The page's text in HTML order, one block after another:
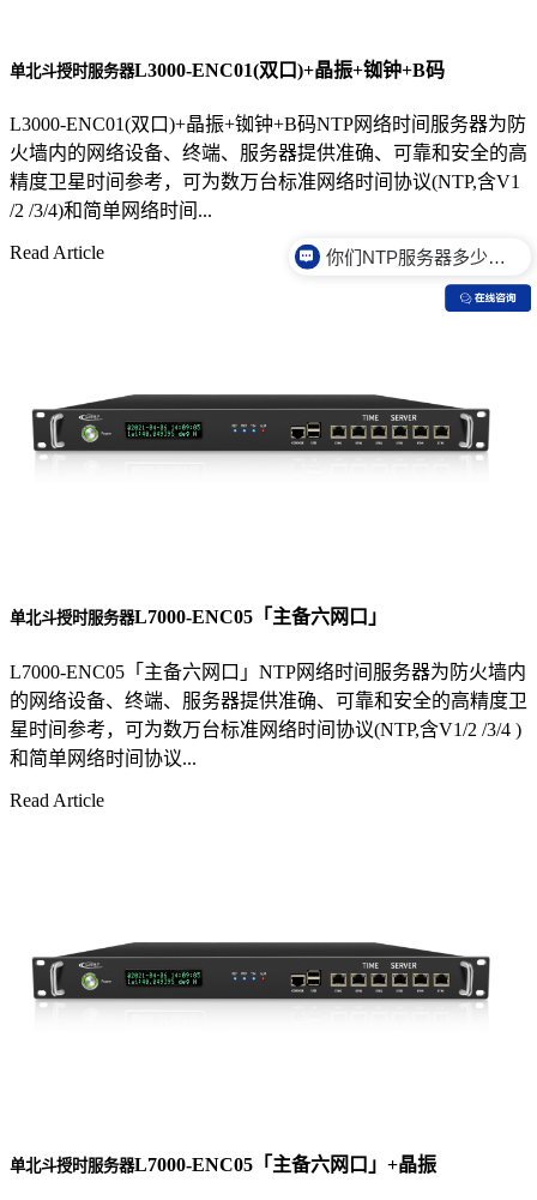
单北斗授时服务器L3000-ENC01(双口)+晶振+铷钟+B码
L3000-ENC01(双口)+晶振+铷钟+B码NTP网络时间服务器为防
火墙内的网络设备、终端、服务器提供准确、可靠和安全的高
精度卫星时间参考，可为数万台标准网络时间协议(NTP,含V1
/2 /3/4)和简单网络时间...
Read Article
单北斗授时服务器L7000-ENC05「主备六网口」
L7000-ENC05「主备六网口」NTP网络时间服务器为防火墙内
的网络设备、终端、服务器提供准确、可靠和安全的高精度卫
星时间参考，可为数万台标准网络时间协议(NTP,含V1/2 /3/4 )
和简单网络时间协议...
Read Article
单北斗授时服务器L7000-ENC05「主备六网口」+晶振
你们NTP服务器是什么价格？